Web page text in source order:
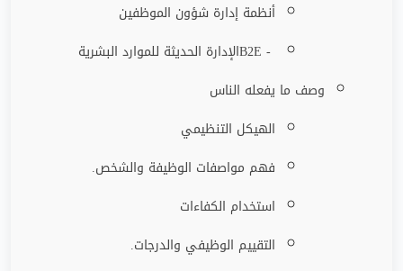
أنظمة إدارة شؤون الموظفين
B2E -الإدارة الحديثة للموارد البشرية
وصف ما يفعله الناس
الهيكل التنظيمي
فهم مواصفات الوظيفة والشخص.
استخدام الكفاءات
التقييم الوظيفي والدرجات.